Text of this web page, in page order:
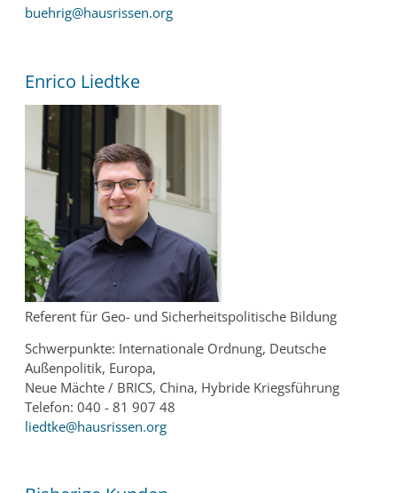
buehrig@hausrissen.org
Enrico Liedtke
Referent für Geo- und Sicherheitspolitische Bildung
Schwerpunkte: Internationale Ordnung, Deutsche
Außenpolitik, Europa,
Neue Mächte / BRICS, China, Hybride Kriegsführung
Telefon: 040 - 81 907 48
liedtke@hausrissen.org